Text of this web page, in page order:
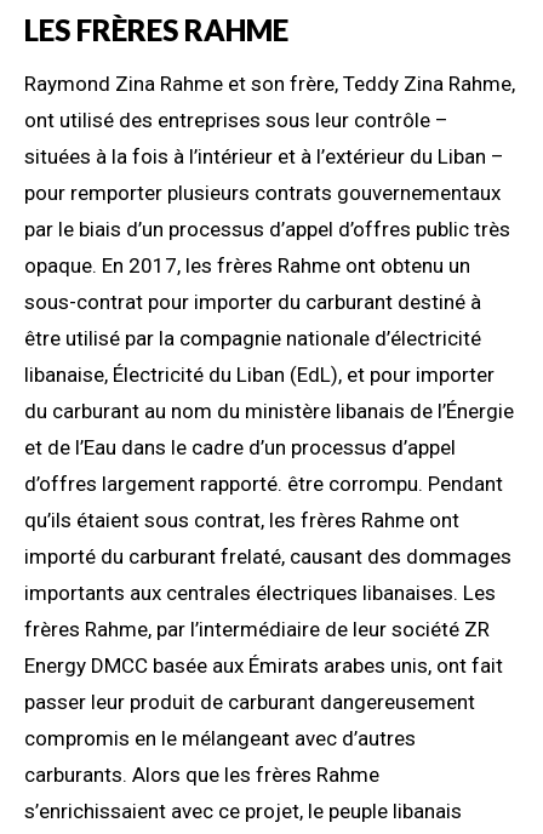
LES FRÈRES RAHME
Raymond Zina Rahme et son frère, Teddy Zina Rahme,
ont utilisé des entreprises sous leur contrôle –
situées à la fois à l’intérieur et à l’extérieur du Liban –
pour remporter plusieurs contrats gouvernementaux
par le biais d’un processus d’appel d’offres public très
opaque. En 2017, les frères Rahme ont obtenu un
sous-contrat pour importer du carburant destiné à
être utilisé par la compagnie nationale d’électricité
libanaise, Électricité du Liban (EdL), et pour importer
du carburant au nom du ministère libanais de l’Énergie
et de l’Eau dans le cadre d’un processus d’appel
d’offres largement rapporté. être corrompu. Pendant
qu’ils étaient sous contrat, les frères Rahme ont
importé du carburant frelaté, causant des dommages
importants aux centrales électriques libanaises. Les
frères Rahme, par l’intermédiaire de leur société ZR
Energy DMCC basée aux Émirats arabes unis, ont fait
passer leur produit de carburant dangereusement
compromis en le mélangeant avec d’autres
carburants. Alors que les frères Rahme
s’enrichissaient avec ce projet, le peuple libanais